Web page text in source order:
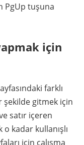
PgUp tuşuna
için
farklı
şekilde gitmek için
satır içeren
o kadar kullanışlı
için çalışma